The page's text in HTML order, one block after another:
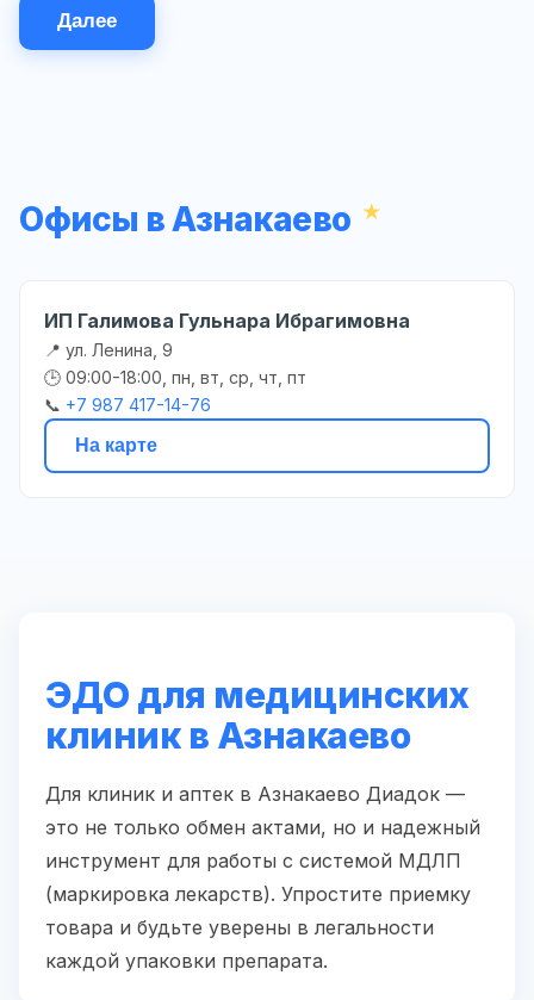
Далее
Офисы в Азнакаево
ИП Галимова Гульнара Ибрагимовна
📍 ул. Ленина, 9
🕒 09:00-18:00, пн, вт, ср, чт, пт
📞 +7 987 417-14-76
На карте
ЭДО для медицинских
клиник в Азнакаево
Для клиник и аптек в Азнакаево Диадок —
это не только обмен актами, но и надежный
инструмент для работы с системой МДЛП
(маркировка лекарств). Упростите приемку
товара и будьте уверены в легальности
каждой упаковки препарата.